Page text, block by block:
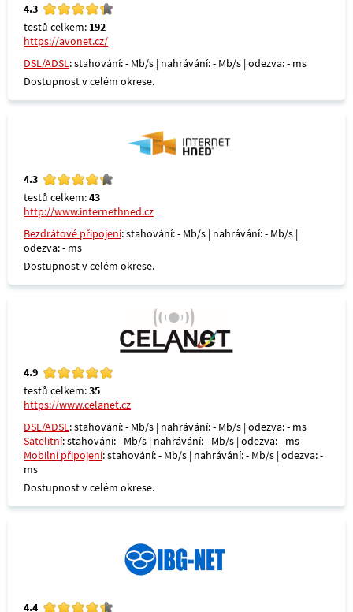
4.3
testů celkem: 192
https://avonet.cz/
DSL/ADSL: stahování: - Mb/s | nahrávání: - Mb/s | odezva: - ms
Dostupnost v celém okrese.
4.3
testů celkem:43
http://www.internethned.cz
Bezdrátové připojení: stahování: - Mb/s | nahrávání: - Mb/s |
odezva: - ms
Dostupnost v celém okrese.
4.9
testů celkem:35
https://www.celanet.cz
DSL/ADSL: stahování: - Mb/s | nahrávání: - Mb/s | odezva: - ms
Satelitní: stahování: - Mb/s | nahrávání: - Mb/s | odezva: - ms
Mobilní připojení: stahování: - Mb/s | nahrávání: - Mb/s | odezva: -
ms
Dostupnost v celém okrese.
4.4